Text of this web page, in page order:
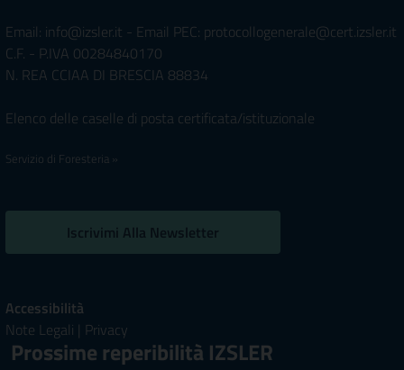
Email: info@izsler.it - Email PEC: protocollogenerale@cert.izsler.it
C.F. - P.IVA 00284840170
N. REA CCIAA DI BRESCIA 88834
Elenco delle caselle di posta certificata/istituzionale
Servizio di Foresteria »
Iscrivimi Alla Newsletter
Accessibilità
Note Legali | Privacy
Prossime reperibilità IZSLER